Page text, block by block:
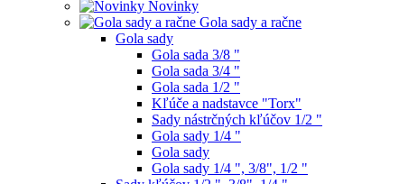
Novinky
Gola sady a račne
Gola sady
Gola sada 3/8 "
Gola sada 3/4 "
Gola sada 1/2 "
Kľúče a nadstavce "Torx"
Sady nástrčných kľúčov 1/2 "
Gola sady 1/4 "
Gola sady
Gola sady 1/4 ", 3/8", 1/2 "